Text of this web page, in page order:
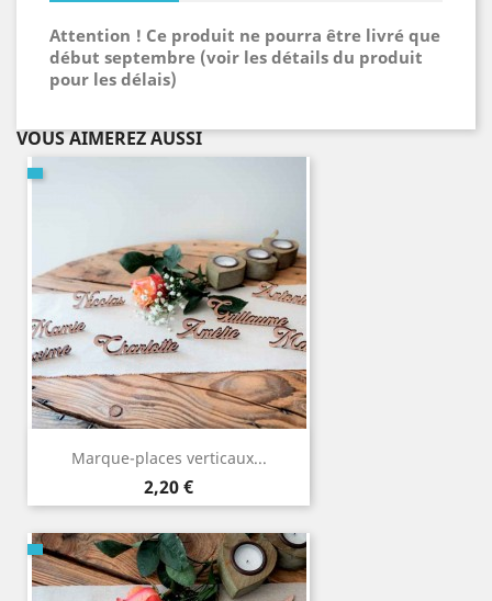
Attention ! Ce produit ne pourra être livré que
début septembre (voir les détails du produit
pour les délais)
VOUS AIMEREZ AUSSI
Marque-places verticaux...
Prix
2,20 €